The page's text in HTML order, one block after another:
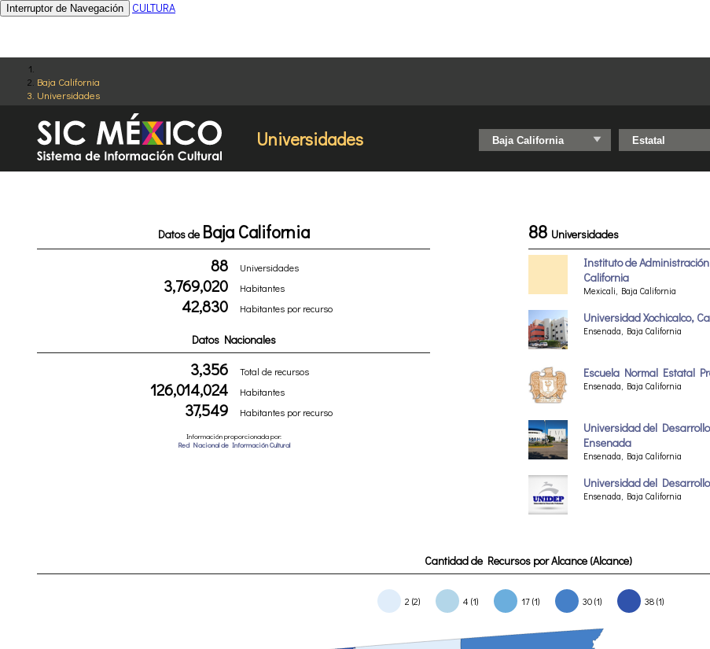
Baja California
Universidades
Universidades
Interruptor de Navegación CULTURA
Datos de Baja California
88 Universidades
3,769,020 Habitantes
42,830 Habitantes por recurso
Datos Nacionales
3,356 Total de recursos
126,014,024 Habitantes
37,549 Habitantes por recurso
Información proporcionada por:
Red Nacional de Información Cultural
88 Universidades
Instituto de
California
Mexicali, Baja California
Universidad Xochicalco,
Ensenada, Baja California
Escuela Normal Estatal
Ensenada, Baja California
Universidad del
Ensenada
Ensenada, Baja California
Universidad del
Ensenada, Baja California
Cantidad de Recursos por Alcance (Alcance)
2 (2) 4 (1) 17 (1) 30 (1) 38 (1)